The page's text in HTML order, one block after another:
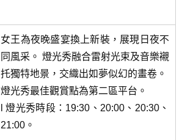
女王為夜晚盛宴換上新裝，展現日夜不
同風采。 燈光秀融合雷射光束及音樂襯
托獨特地景，交織出如夢似幻的畫卷。
燈光秀最佳觀賞點為第二區平台。
l 燈光秀時段：19:30、20:00、20:30、
21:00。